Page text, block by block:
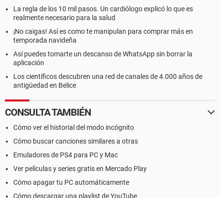
La regla de los 10 mil pasos. Un cardiólogo explicó lo que es
realmente necesario para la salud
¡No caigas! Así es como te manipulan para comprar más en
temporada navideña
Así puedes tomarte un descanso de WhatsApp sin borrar la
aplicación
Los científicos descubren una red de canales de 4.000 años de
antigüedad en Belice
CONSULTA TAMBIÉN
Cómo ver el historial del modo incógnito
Cómo buscar canciones similares a otras
Emuladores de PS4 para PC y Mac
Ver películas y series gratis en Mercado Play
Cómo apagar tu PC automáticamente
Cómo descargar una playlist de YouTube